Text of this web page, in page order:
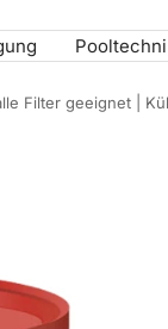
Filter geeignet |